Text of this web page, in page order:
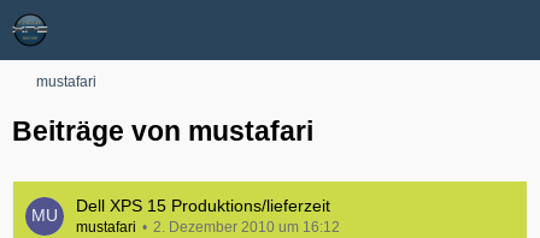
mustafari
Beiträge von mustafari
Dell XPS 15 Produktions/lieferzeit
mustafari 2. Dezember 2010 um 16:12